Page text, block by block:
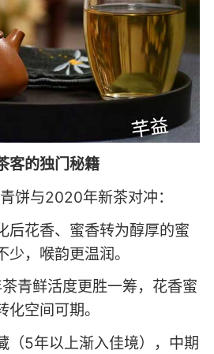
客的独门秘籍
饼与2020年新茶对冲：
后花香、蜜香转为醇厚的蜜
，喉韵更温润。
青鲜活度更胜一筹，花香蜜
空间可期。
（5年以上渐入佳境），中期